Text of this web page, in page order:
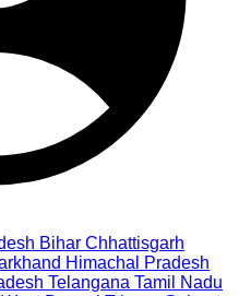
Bihar Chhattisgarh
Himachal Pradesh
Telangana Tamil Nadu